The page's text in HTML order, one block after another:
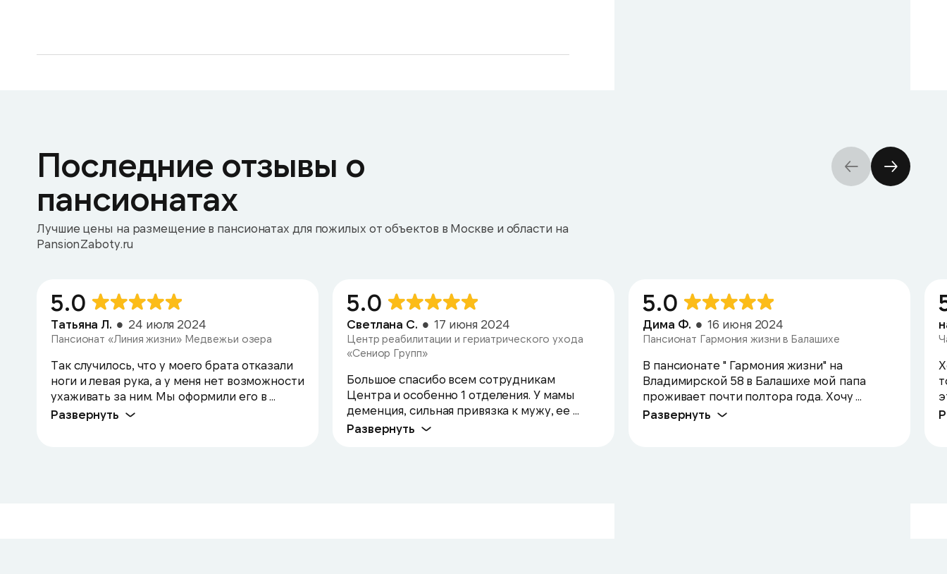
Последние отзывы о
пансионатах
Лучшие цены на размещение в пансионатах для пожилых от объектов в Москве и области на
PansionZaboty.ru
5.0
Татьяна Л. 24 июля 2024
Пансионат «Линия жизни» Медвежьи озера
Так случилось, что у моего брата отказали
ноги и левая рука, а у меня нет возможности
ухаживать за ним. Мы оформили его в ...
Развернуть
5.0
Светлана С. 17 июня 2024
Центр реабилитации и гериатрического ухода
«Сениор Групп»
Большое спасибо всем сотрудникам
Центра и особенно 1 отделения. У мамы
деменция, сильная привязка к мужу, ее ...
Развернуть
5.0
Дима Ф. 16 июня 2024
Пансионат Гармония жизни в Балашихе
В пансионате " Гармония жизни" на
Владимирской 58 в Балашихе мой папа
проживает почти полтора года. Хочу ...
Развернуть